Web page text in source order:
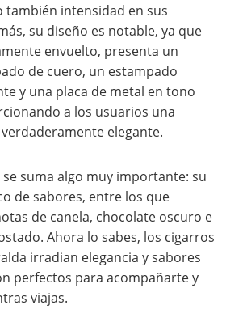
también intensidad en sus
su diseño es notable, ya que
envuelto, presenta un
de cuero, un estampado
y una placa de metal en tono
a los usuarios una
elegante.
se suma algo muy importante: su
de sabores, entre los que
de canela, chocolate oscuro e
Ahora lo sabes, los cigarros
irradian elegancia y sabores
perfectos para acompañarte y
viajas.